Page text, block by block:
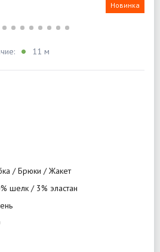
Новинка
11 м
/ Брюки / Жакет
шелк / 3% эластан